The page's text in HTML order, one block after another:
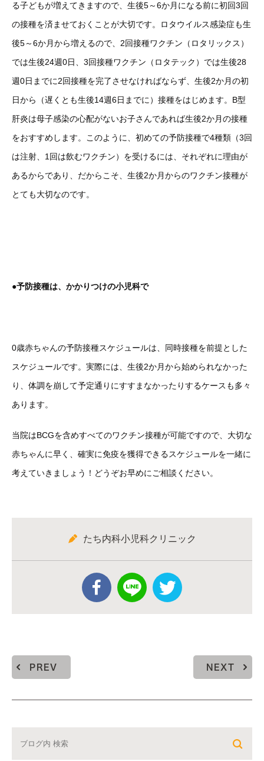
る子どもが増えてきますので、生後5～6か月になる前に初回3回
の接種を済ませておくことが大切です。ロタウイルス感染症も生
後5～6か月から増えるので、2回接種ワクチン（ロタリックス）
では生後24週0日、3回接種ワクチン（ロタテック）では生後28
週0日までに2回接種を完了させなければならず、生後2か月の初
日から（遅くとも生後14週6日までに）接種をはじめます。B型
肝炎は母子感染の心配がないお子さんであれば生後2か月の接種
をおすすめします。このように、初めての予防接種で4種類（3回
は注射、1回は飲むワクチン）を受けるには、それぞれに理由が
あるからであり、だからこそ、生後2か月からのワクチン接種が
とても大切なのです。
●予防接種は、かかりつけの小児科で
0歳赤ちゃんの予防接種スケジュールは、同時接種を前提とした
スケジュールです。実際には、生後2か月から始められなかった
り、体調を崩して予定通りにすすまなかったりするケースも多々
あります。
当院はBCGを含めすべてのワクチン接種が可能ですので、大切な
赤ちゃんに早く、確実に免疫を獲得できるスケジュールを一緒に
考えていきましょう！どうぞお早めにご相談ください。
たち内科小児科クリニック
PREV NEXT